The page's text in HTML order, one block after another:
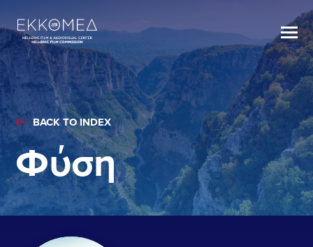
BACK TO INDEX
Φύση